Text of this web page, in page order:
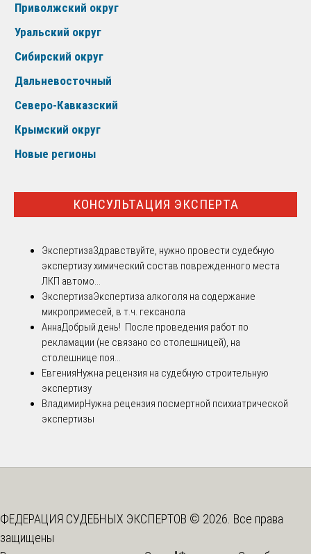
Приволжский округ
Уральский округ
Сибирский округ
Дальневосточный
Северо-Кавказский
Крымский округ
Новые регионы
КОНСУЛЬТАЦИЯ ЭКСПЕРТА
ЭкспертизаЗдравствуйте, нужно провести судебную
экспертизу химический состав поврежденного места
ЛКП автомо...
ЭкспертизаЭкспертиза алкоголя на содержание
микропримесей, в т.ч. гексанола
АннаДобрый день! После проведения работ по
рекламации (не связано со столешницей), на
столешнице поя...
ЕвгенияНужна рецензия на судебную строительную
экспертизу
ВладимирНужна рецензия посмертной психиатрической
экспертизы
ФЕДЕРАЦИЯ СУДЕБНЫХ ЭКСПЕРТОВ © 2026. Все права
защищены